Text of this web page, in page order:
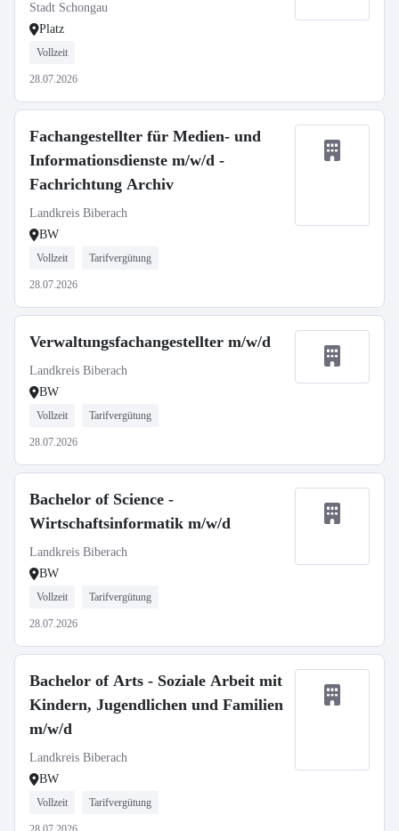
Stadt Schongau
Platz
Vollzeit
28.07.2026
Fachangestellter für Medien- und
Informationsdienste m/w/d -
Fachrichtung Archiv
Landkreis Biberach
BW
Vollzeit Tarifvergütung
28.07.2026
Verwaltungsfachangestellter m/w/d
Landkreis Biberach
BW
Vollzeit Tarifvergütung
28.07.2026
Bachelor of Science -
Wirtschaftsinformatik m/w/d
Landkreis Biberach
BW
Vollzeit Tarifvergütung
28.07.2026
Bachelor of Arts - Soziale Arbeit mit
Kindern, Jugendlichen und Familien
m/w/d
Landkreis Biberach
BW
Vollzeit Tarifvergütung